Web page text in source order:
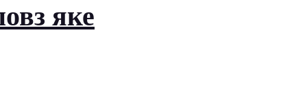
яке